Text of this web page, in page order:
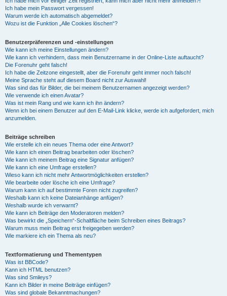
Ich habe mein Passwort vergessen!
Warum werde ich automatisch abgemeldet?
Wozu ist die Funktion „Alle Cookies löschen“?
Benutzerpräferenzen und -einstellungen
Wie kann ich meine Einstellungen ändern?
Wie kann ich verhindern, dass mein Benutzername in der Online-Liste auftaucht?
Die Forenuhr geht falsch!
Ich habe die Zeitzone eingestellt, aber die Forenuhr geht immer noch falsch!
Meine Sprache steht auf diesem Board nicht zur Auswahl!
Was sind das für Bilder, die bei meinem Benutzernamen angezeigt werden?
Wie verwende ich einen Avatar?
Was ist mein Rang und wie kann ich ihn ändern?
Wenn ich bei einem Benutzer auf den E-Mail-Link klicke, werde ich aufgefordert, mich
anzumelden.
Beiträge schreiben
Wie erstelle ich ein neues Thema oder eine Antwort?
Wie kann ich einen Beitrag bearbeiten oder löschen?
Wie kann ich meinem Beitrag eine Signatur anfügen?
Wie kann ich eine Umfrage erstellen?
Wieso kann ich nicht mehr Antwortmöglichkeiten erstellen?
Wie bearbeite oder lösche ich eine Umfrage?
Warum kann ich auf bestimmte Foren nicht zugreifen?
Weshalb kann ich keine Dateianhänge anfügen?
Weshalb wurde ich verwarnt?
Wie kann ich Beiträge den Moderatoren melden?
Was bewirkt die „Speichern“-Schaltfläche beim Schreiben eines Beitrags?
Warum muss mein Beitrag erst freigegeben werden?
Wie markiere ich ein Thema als neu?
Textformatierung und Thementypen
Was ist BBCode?
Kann ich HTML benutzen?
Was sind Smileys?
Kann ich Bilder in meine Beiträge einfügen?
Was sind globale Bekanntmachungen?